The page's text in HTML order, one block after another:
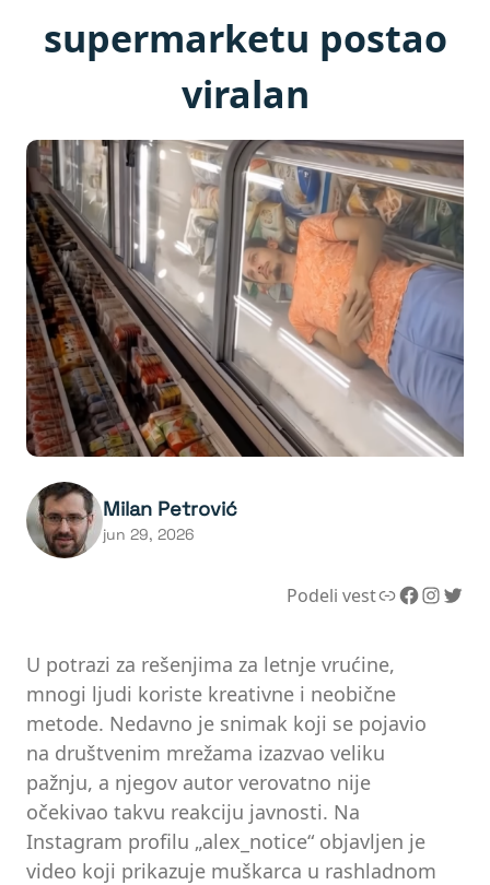
supermarketu postao
viralan
Milan Petrović
jun 29, 2026
Podeli vestLink Facebook InstagramTwitter
U potrazi za rešenjima za letnje vrućine,
mnogi ljudi koriste kreativne i neobične
metode. Nedavno je snimak koji se pojavio
na društvenim mrežama izazvao veliku
pažnju, a njegov autor verovatno nije
očekivao takvu reakciju javnosti. Na
Instagram profilu „alex_notice“ objavljen je
video koji prikazuje muškarca u rashladnom